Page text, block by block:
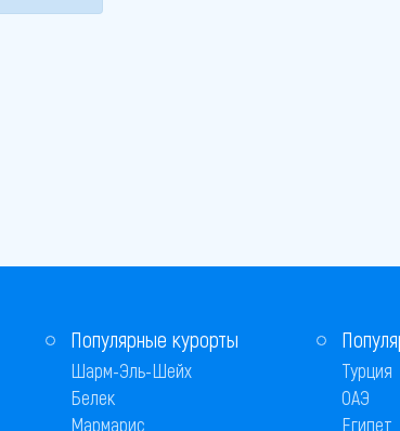
Популярные курорты
Шарм-Эль-Шейх
Белек
Мармарис
Турция
ОАЭ
Египет